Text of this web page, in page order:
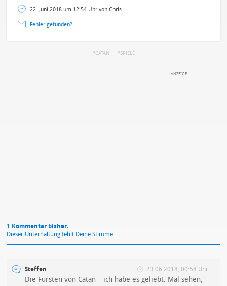
22. Juni 2018 um 12:54 Uhr von Chris
Fehler gefunden?
CATAN SPIELE
1 Kommentar bisher.
Dieser Unterhaltung fehlt Deine Stimme.
Steffen 23.06.2018, 00:58 Uhr
Die Fürsten von Catan – ich habe es geliebt. Mal sehen,